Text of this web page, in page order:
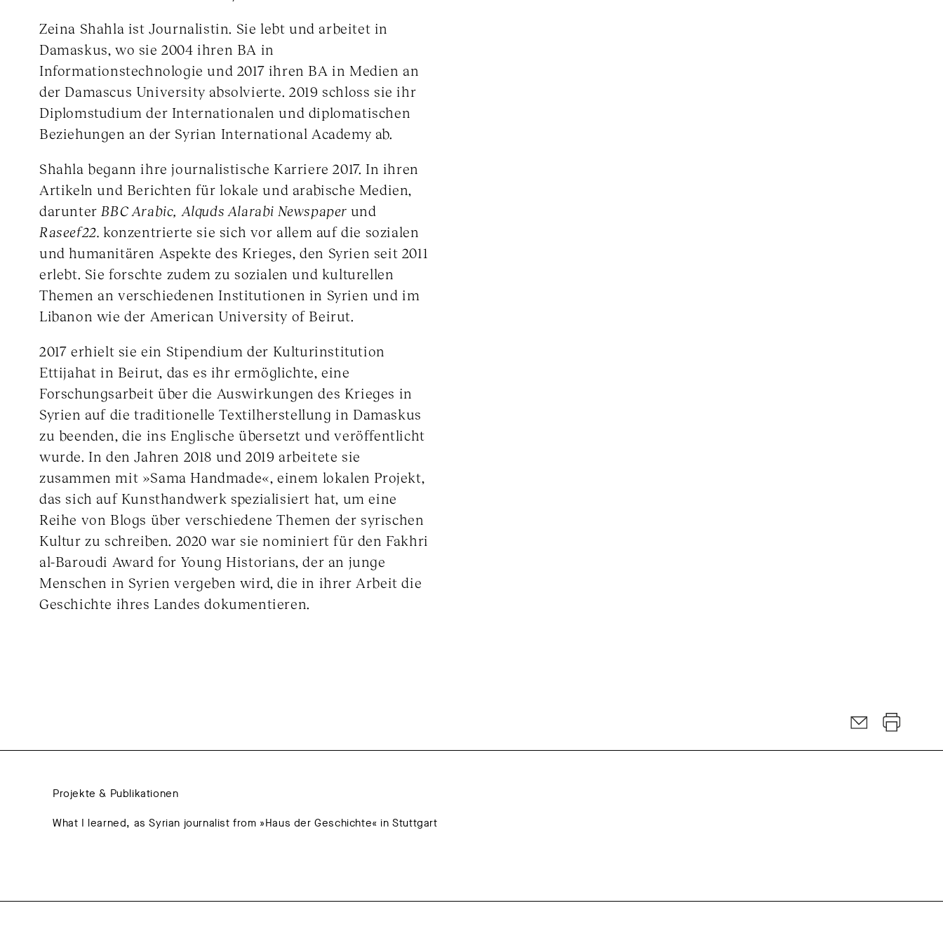
Zeina Shahla ist Journalistin. Sie lebt und arbeitet in
Damaskus, wo sie 2004 ihren BA in
Informationstechnologie und 2017 ihren BA in Medien an
der Damascus University absolvierte. 2019 schloss sie ihr
Diplomstudium der Internationalen und diplomatischen
Beziehungen an der Syrian International Academy ab.
Shahla begann ihre journalistische Karriere 2017. In ihren
Artikeln und Berichten für lokale und arabische Medien,
darunter BBC Arabic, Alquds Alarabi Newspaper und
Raseef22. konzentrierte sie sich vor allem auf die sozialen
und humanitären Aspekte des Krieges, den Syrien seit 2011
erlebt. Sie forschte zudem zu sozialen und kulturellen
Themen an verschiedenen Institutionen in Syrien und im
Libanon wie der American University of Beirut.
2017 erhielt sie ein Stipendium der Kulturinstitution
Ettijahat in Beirut, das es ihr ermöglichte, eine
Forschungsarbeit über die Auswirkungen des Krieges in
Syrien auf die traditionelle Textilherstellung in Damaskus
zu beenden, die ins Englische übersetzt und veröffentlicht
wurde. In den Jahren 2018 und 2019 arbeitete sie
zusammen mit »Sama Handmade«, einem lokalen Projekt,
das sich auf Kunsthandwerk spezialisiert hat, um eine
Reihe von Blogs über verschiedene Themen der syrischen
Kultur zu schreiben. 2020 war sie nominiert für den Fakhri
al-Baroudi Award for Young Historians, der an junge
Menschen in Syrien vergeben wird, die in ihrer Arbeit die
Geschichte ihres Landes dokumentieren.
Projekte & Publikationen
What I learned, as Syrian journalist from »Haus der Geschichte« in Stuttgart